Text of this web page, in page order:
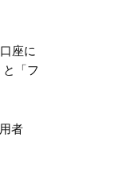
座に
「フ
者